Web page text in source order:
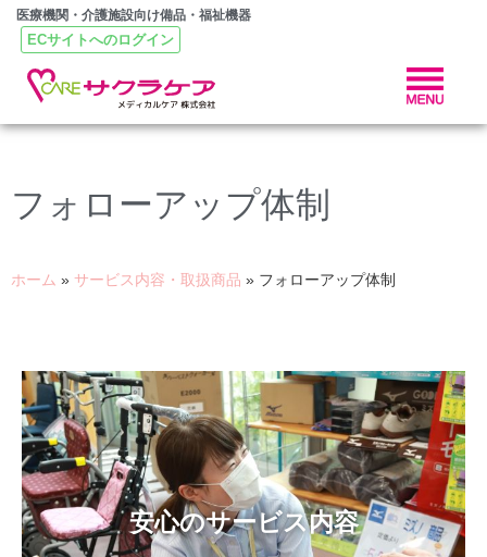
医療機関・介護施設向け備品・福祉機器
ECサイトへのログイン
フォローアップ体制
ホーム » サービス内容・取扱商品 » フォローアップ体制
安心のサービス内容